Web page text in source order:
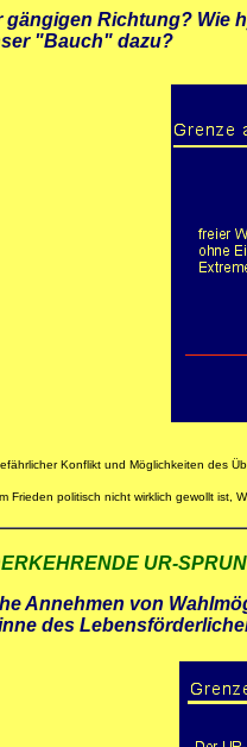
gängigen Richtung? Wie
"Bauch" dazu?
Konflikt und Möglichkeiten des
Frieden politisch nicht wirklich gewollt ist,
UR-
Annehmen von
des